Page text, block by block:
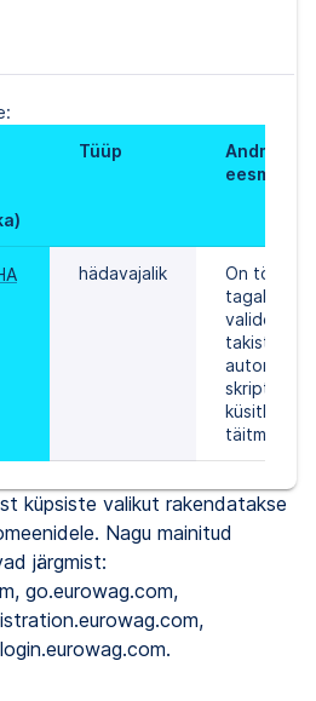
Tüüp
eesmärk
hädavajalik
On
tagab
takistab
skriptidel
küsitluste
täitmist.
küpsiste valikut rakendatakse
Nagu mainitud
järgmist:
go.eurowag.com,